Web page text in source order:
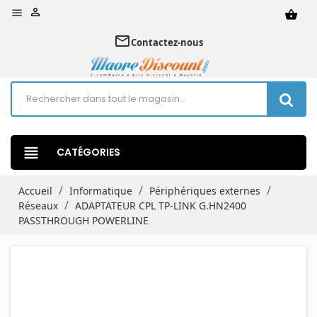
 shopping_basket

mail_outlineContactez-nous
view_headline CATÉGORIES
Accueil Informatique
Périphériques externes
Réseaux
ADAPTATEUR CPL TP-LINK G.HN2400
PASSTHROUGH POWERLINE